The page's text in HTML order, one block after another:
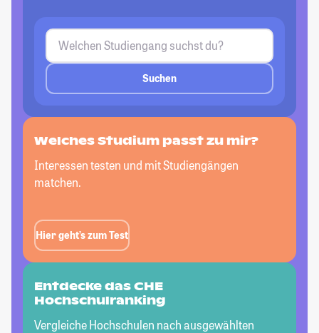
Suchen
Welches Studium passtzu mir?
Interessen testen und mit Studiengängen
matchen.
Hier geht’s zum Test
Entdecke das CHE
Hochschulranking
Vergleiche Hochschulen nach ausgewählten